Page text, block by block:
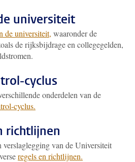
universiteit
de universiteit, waaronder de
de rijksbijdrage en collegegelden,
cyclus
onderdelen van de
cyclus.
richtlijnen
van de Universiteit
regels en richtlijnen.